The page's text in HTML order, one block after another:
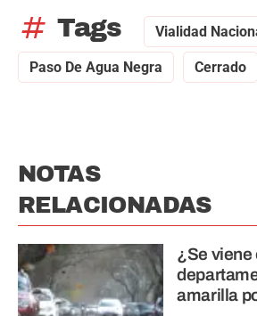
tag Tags Vialidad
Paso De Agua Negra Cerrado
NOTAS
RELACIONADAS
¿Se viene
amarilla